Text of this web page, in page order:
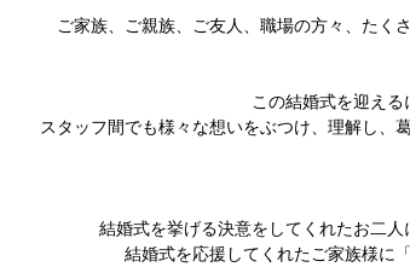
ご家族、ご親族、ご友人、職場の方々、たく
この結婚式を迎える
スタッフ間でも様々な想いをぶつけ、理解し、
結婚式を挙げる決意をしてくれたお二
結婚式を応援してくれたご家族様に